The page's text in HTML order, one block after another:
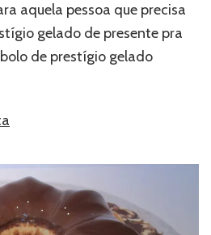
aquela pessoa que precisa
gelado de presente pra
de prestígio gelado